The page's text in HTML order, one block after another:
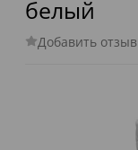
белый
Добавить отзыв